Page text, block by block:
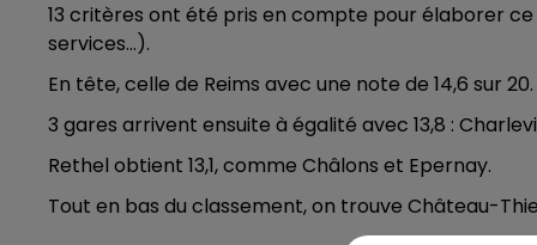
13 critères ont été pris en compte pour élaborer
services…).
En tête, celle de Reims avec une note de 14,6 sur 20.
3 gares arrivent ensuite à égalité avec 13,8 :
Rethel obtient 13,1, comme Châlons et Epernay.
Tout en bas du classement, on trouve Château-